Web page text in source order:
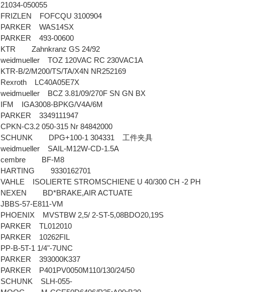
21034-050055
FRIZLEN FOFCQU 3100904
PARKER WAS14SX
PARKER 493-00600
KTR Zahnkranz GS 24/92
weidmueller TOZ 120VAC RC 230VAC1A
KTR-B/2/M200/TS/TA/X4N NR252169
Rexroth LC40A05E7X
weidmueller BCZ 3.81/09/270F SN GN BX
IFM IGA3008-BPKG/V4A/6M
PARKER 3349111947
CPKN-C3.2 050-315 Nr 84842000
SCHUNK DPG+100-1 304331 工件夹具
weidmueller SAIL-M12W-CD-1.5A
cembre BF-M8
HARTING 9330162701
VAHLE ISOLIERTE STROMSCHIENE U 40/300 CH -2 PH
NEXEN BD*BRAKE,AIR ACTUATE
JBBS-57-E811-VM
PHOENIX MVSTBW 2,5/ 2-ST-5,08BDO20,19S
PARKER TL012010
PARKER 10262FIL
PP-B-5T-1 1/4"-7UNC
PARKER 393000K337
PARKER P401PV0050M110/130/24/50
SCHUNK SLH-055-